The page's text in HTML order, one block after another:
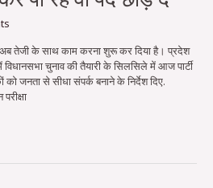
तेजी के साथ काम करना शुरू कर दिया है। प्रदेश
चुनाव की तैयारी के सिलसिले में आज पार्टी
जनता से सीधा संपर्क बनाने के निर्देश दिए.